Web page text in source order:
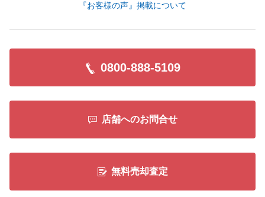
『お客様の声』掲載について
0800-888-5109
店舗へのお問合せ
無料売却査定